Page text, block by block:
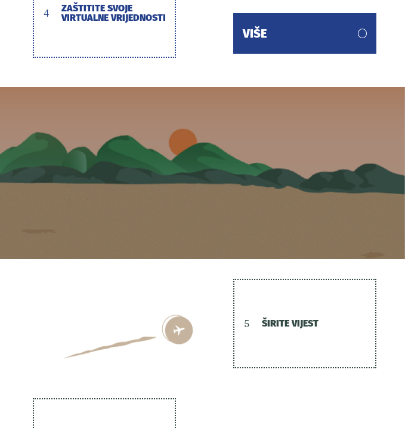
4
ZAŠTITITE SVOJE
VIRTUALNE VRIJEDNOSTI
VIŠE
5 ŠIRITE VIJEST